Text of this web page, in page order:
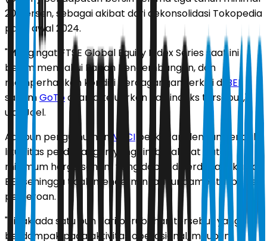
20 persen, sebagai akibat dari dekonsolidasi Tokopedia
pada awal 2024.
"Mengingat FTSE Global Equity Index Series saat ini
belum mengakui Papan Pengembangan, dan
memperhatikan kondisi perdagangan terkini di BEI
sahamGoToakan dikeluarkan dari indeks tersebut,"
ujar Joel.
Adapun pengumuman MSCI berkaitan dengan kendala
likuiditas perdagangan yang timbul akibat batas
minimum harga saham yang dapat diperdagangkan di
BEI, sehingga tidak mencerminkan fundamental bisnis
perseroan.
"Tidak ada satu pun dari perubahan tersebut yang
berdampak pada aktivitas operasional, maupun